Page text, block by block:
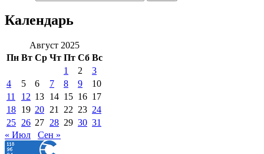
Календарь
Август 2025
Пн Вт Ср Чт Пт Сб Вс
1
2
3
4
5 6 7 8 9
10
11
12 13 14 15 16 17
18 19 20 21 22 23 24
25 26 27 28 29 30 31
« Июл
Сен »